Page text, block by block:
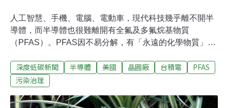
人工智慧、手機、電腦、電動車，現代科技幾乎離不開半
導體，而半導體也很難離開有全氟及多氟烷基物質
（PFAS）。PFAS因不易分解，有「永遠的化學物質」之
升，近年掀起禁用或限用管制潮。但半導體的微影製程、
電漿處理等1000多個奈米製程都會用到PFAS。業者研發
的監管將讓產業「倒退數十年」。PFAS聯盟砸錢遊說立
深度低碳新聞 半導體 美國 晶圓廠 台積電
PFAS
污染治理